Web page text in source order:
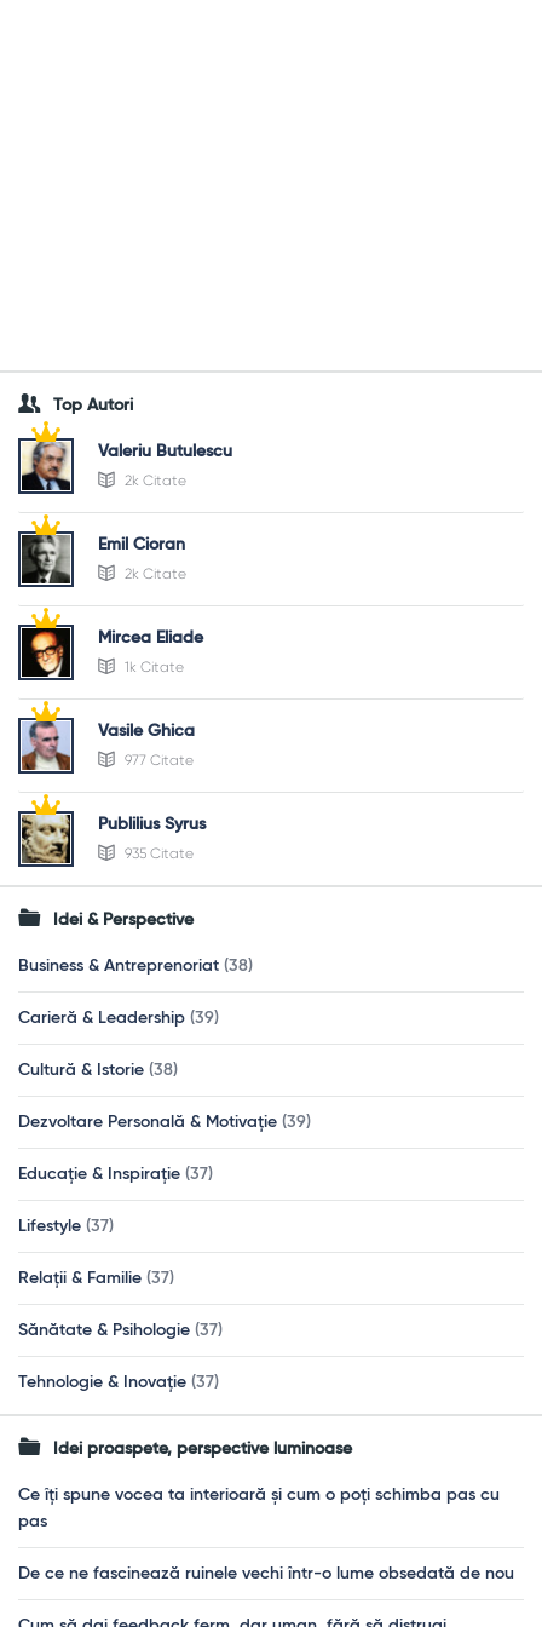
Top Autori
Valeriu Butulescu
2k Citate
Emil Cioran
2k Citate
Mircea Eliade
1k Citate
Vasile Ghica
977 Citate
Publilius Syrus
935 Citate
Idei & Perspective
Business & Antreprenoriat (38)
Carieră & Leadership (39)
Cultură & Istorie (38)
Dezvoltare Personală & Motivație (39)
Educație & Inspirație (37)
Lifestyle (37)
Relații & Familie (37)
Sănătate & Psihologie (37)
Tehnologie & Inovație (37)
Idei proaspete, perspective luminoase
Ce îți spune vocea ta interioară și cum o poți schimba pas cu
pas
De ce ne fascinează ruinele vechi într-o lume obsedată de nou